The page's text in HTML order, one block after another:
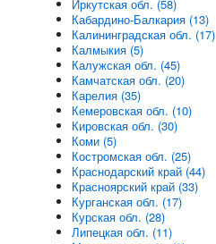
Иркутская обл. (58)
Кабардино-Балкария (13)
Калининградская обл. (17)
Калмыкия (5)
Калужская обл. (45)
Камчатская обл. (20)
Карелия (35)
Кемеровская обл. (10)
Кировская обл. (30)
Коми (5)
Костромская обл. (25)
Краснодарский край (44)
Красноярский край (33)
Курганская обл. (17)
Курская обл. (28)
Липецкая обл. (11)